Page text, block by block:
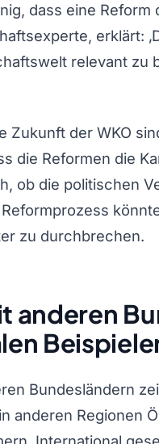
dass eine Reform
erklärt:
relevant zu
Zukunft der WKO
die Reformen die
ob die politischen
zu durchbrechen.
anderen
Bundesländern
anderen Regionen